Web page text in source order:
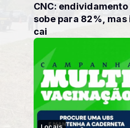
CNC:
sobe para 82%,
cai
Locais